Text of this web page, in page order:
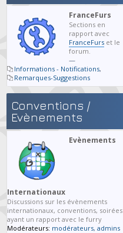
FranceFurs
Sections en
rapport avec
FranceFurs et le
forum.
—
Informations - Notifications,
Remarques-Suggestions
Conventions /
Evènements
Evènements
Internationaux
Discussions sur les évènements
internationaux, conventions, soirées
ayant un rapport avec le furry
Modérateurs: modérateurs,admins